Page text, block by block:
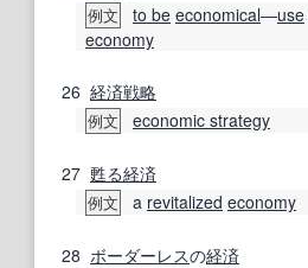
例文 to be economical―use
economy
26 経済戦略
例文 economic strategy
27 甦る経済
例文 a revitalized economy
28 ボーダーレスの経済